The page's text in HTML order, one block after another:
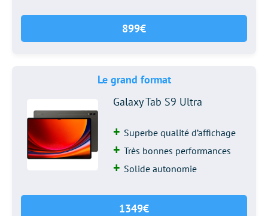
899€
Le grand format
Galaxy Tab S9 Ultra
Superbe qualité d’affichage
Très bonnes performances
Solide autonomie
1349€